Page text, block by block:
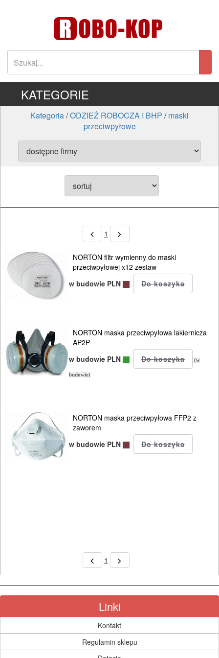
ELEKTRONARZĘDZIA
ELEKTRONARZĘDZIA
AKUMULATOROWE
OSPRZĘT
ELEKTRONARZĘDZI
MAGAZYNOWANIE
POMIAROWE
NARZĘDZIA
BUDOWLANE
MASZYNY
NARZĘDZIA
BRUKARSKIE
OBRÓBKA
DREWNA
KATEGORIE
Kategoria/ODZIEŻ ROBOCZA I BHP /maski
przeciwpyłowe
1
NORTON filtr wymienny do maski
przeciwpyłowej x12 zestaw
w budowie PLN
NORTON maska przeciwpyłowa lakiernicza
AP2P
w budowie PLN
(w
budowie)
NORTON maska przeciwpyłowa FFP2 z
zaworem
w budowie PLN
1
Linki
Kontakt
Regulamin sklepu